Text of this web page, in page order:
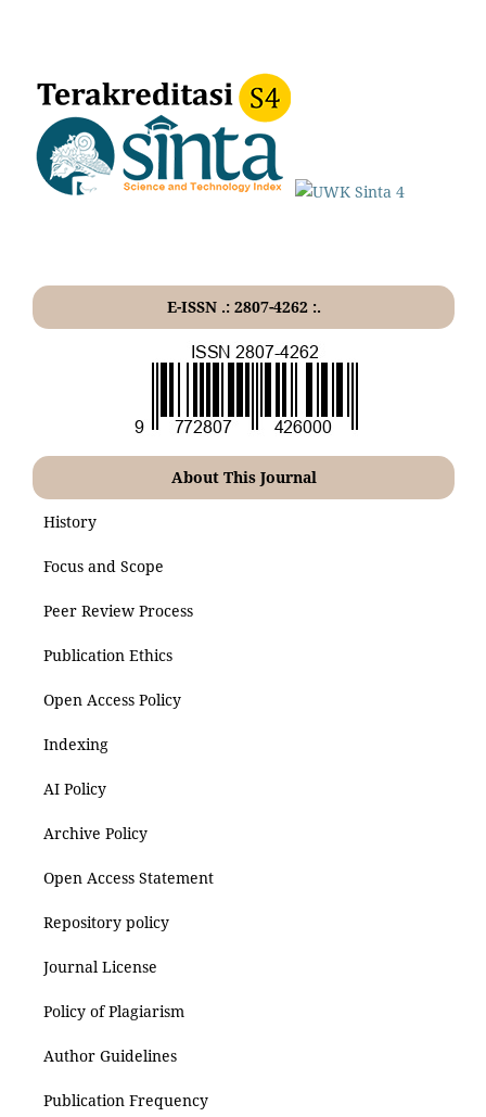
E-ISSN .: 2807-4262 :.
About This Journal
History
Focus and Scope
Peer Review Process
Publication Ethics
Open Access Policy
Indexing
AI Policy
Archive Policy
Open Access Statement
Repository policy
Journal License
Policy of Plagiarism
Author Guidelines
Publication Frequency